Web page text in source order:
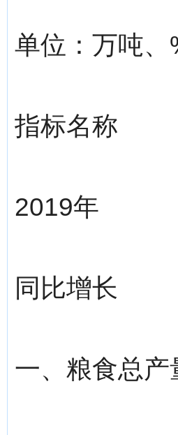
单位：万吨、
指标名称
2019年
同比增长
一、粮食总产